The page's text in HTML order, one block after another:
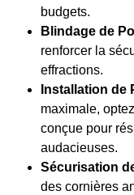
budgets.
Blindage de
renforcer la
effractions.
Installation de
maximale,
conçue pour
audacieuses.
Sécurisation
des cornières